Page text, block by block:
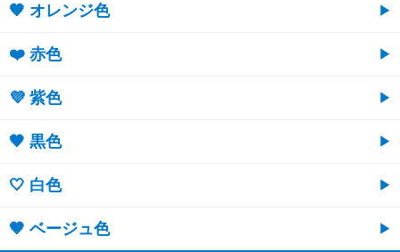
🧡 オレンジ色
❤️ 赤色
💜 紫色
🖤 黒色
🤍 白色
🤎 ベージュ色